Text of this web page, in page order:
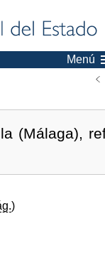
Menú
(Málaga),
)